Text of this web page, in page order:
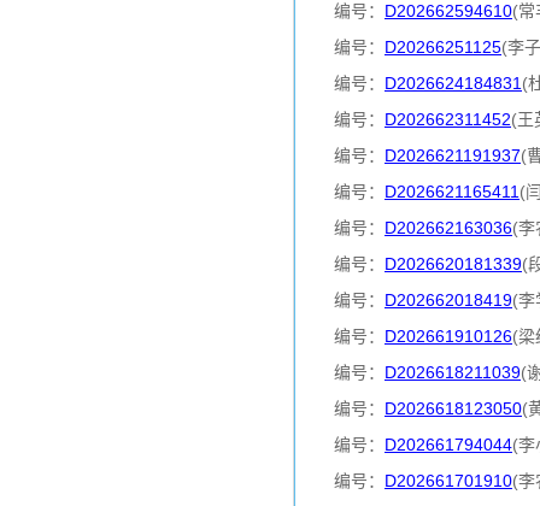
编号： D202662594610(
编号： D20266251125(李
编号： D2026624184831 (
编号： D202662311452(王
编号： D2026621191937(
编号： D2026621165411 (
编号： D202662163036(
编号： D2026620181339(
编号： D202662018419(
编号： D202661910126(
编号： D2026618211039(
编号： D2026618123050(
编号： D202661794044(
编号： D202661701910(